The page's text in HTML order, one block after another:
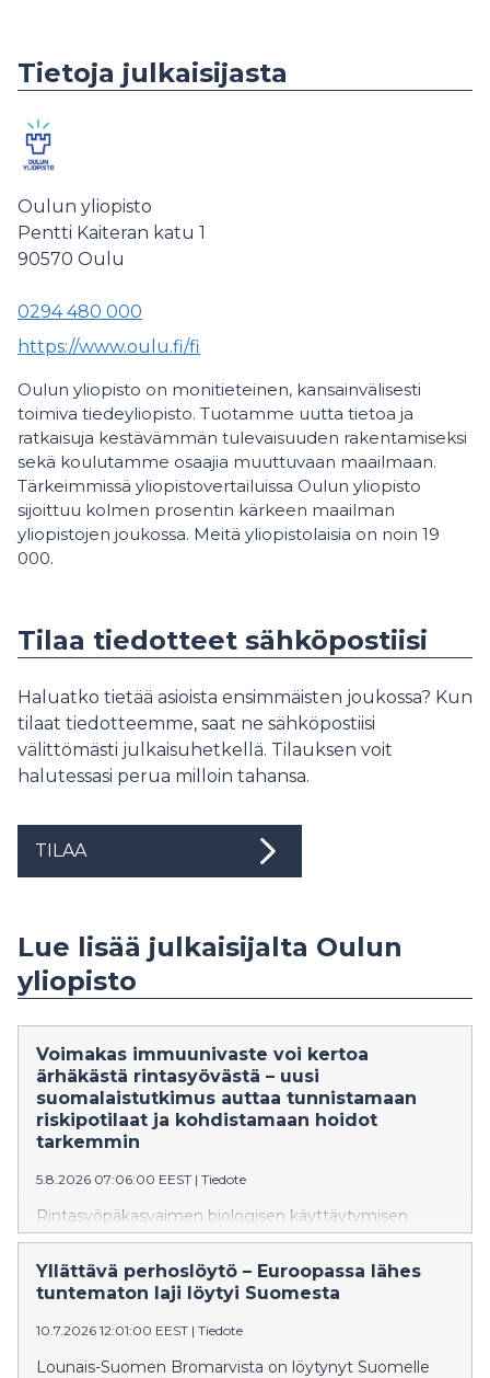
Tietoja julkaisijasta
Oulun yliopisto
Pentti Kaiteran katu 1
90570 Oulu
0294 480 000
https://www.oulu.fi/fi
Oulun yliopisto on monitieteinen, kansainvälisesti
toimiva tiedeyliopisto. Tuotamme uutta tietoa ja
ratkaisuja kestävämmän tulevaisuuden rakentamiseksi
sekä koulutamme osaajia muuttuvaan maailmaan.
Tärkeimmissä yliopistovertailuissa Oulun yliopisto
sijoittuu kolmen prosentin kärkeen maailman
yliopistojen joukossa. Meitä yliopistolaisia on noin 19
000.
Tilaa tiedotteet sähköpostiisi
Haluatko tietää asioista ensimmäisten joukossa? Kun
tilaat tiedotteemme, saat ne sähköpostiisi
välittömästi julkaisuhetkellä. Tilauksen voit
halutessasi perua milloin tahansa.
TILAA
Lue lisää julkaisijalta Oulun
yliopisto
Voimakas immuunivaste voi kertoa
ärhäkästä rintasyövästä – uusi
suomalaistutkimus auttaa tunnistamaan
riskipotilaat ja kohdistamaan hoidot
tarkemmin
5.8.2026 07:06:00 EEST | Tiedote
Rintasyöpäkasvaimen biologisen käyttäytymisen
mittaaminen auttaa tunnistamaan jo varhaisessa
vaiheessa ne potilaat, joiden sairaus on erityisen
aggressiivinen. Oulun yliopiston tutkimus tarjoaa
pohjan uudenlaiselle biomarkkeripaneelille, jonka avulla
tehokkaimmat hoidot voidaan kohdentaa oikealle
Yllättävä perhoslöytö – Euroopassa lähes
tuntematon laji löytyi Suomesta
10.7.2026 12:01:00 EEST | Tiedote
Lounais-Suomen Bromarvista on löytynyt Suomelle